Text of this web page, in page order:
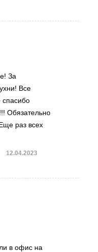
За
Все
Обязательно
раз всех
12.04.2023
в офис на